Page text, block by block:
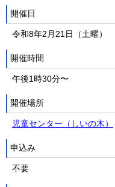
開催日
令和8年2月21日（土曜）
開催時間
午後1時30分〜
開催場所
児童センター（しいの木）
申込み
不要